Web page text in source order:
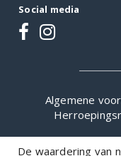
Social media
Algemene
De waardering van